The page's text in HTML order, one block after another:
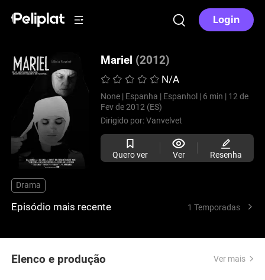
Login
Mariel (2012)
N/A
None | Espanha | Espanhol | 6 min | 12 de
Fev de 2012 (ES)
Dirigido por:Vanvelvet
Quero ver Ver Resenha
Drama
Episódio mais recente 1 Temporadas
Elenco e produção Ver mais